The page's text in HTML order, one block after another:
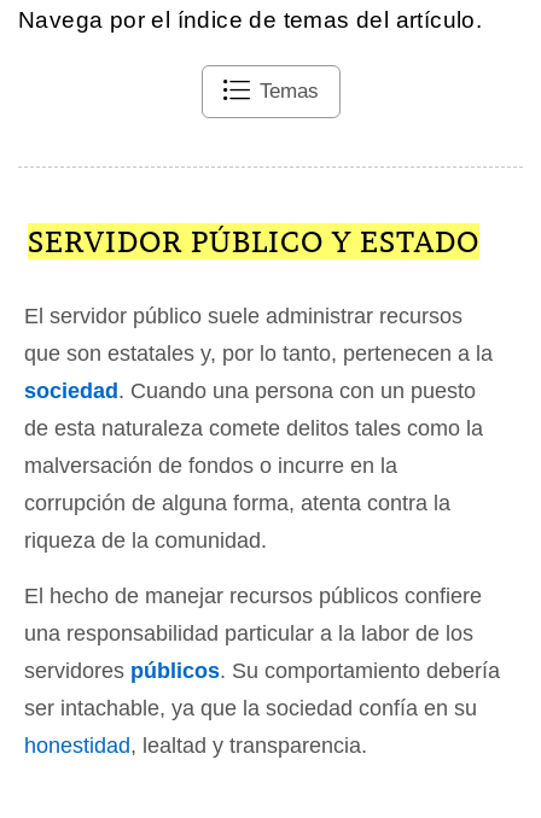
Navega por el índice de temas del artículo.
Temas
SERVIDOR PÚBLICO Y ESTADO
El servidor público suele administrar recursos
que son estatales y, por lo tanto, pertenecen a la
sociedad. Cuando una persona con un puesto
de esta naturaleza comete delitos tales como la
malversación de fondos o incurre en la
corrupción de alguna forma, atenta contra la
riqueza de la comunidad.
El hecho de manejar recursos públicos confiere
una responsabilidad particular a la labor de los
servidores públicos. Su comportamiento debería
ser intachable, ya que la sociedad confía en su
honestidad, lealtad y transparencia.